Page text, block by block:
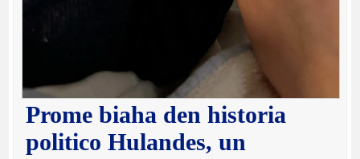
Prome biaha den historia
politico Hulandes, un